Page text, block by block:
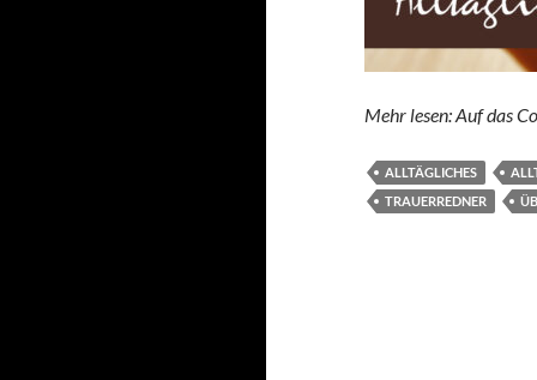
Mehr lesen: Auf das
ALLTÄGLICHES
TRAUERREDNER